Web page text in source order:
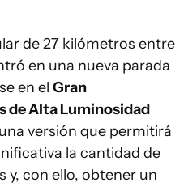
de 27 kilómetros entre
en una nueva parada
en el Gran
de Alta Luminosidad
versión que permitirá
la cantidad de
y, con ello, obtener un